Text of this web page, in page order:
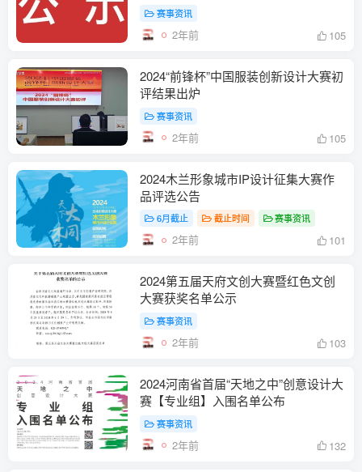
赛事资讯
2年前 105
2024“前锋杯”中国服装创新设计大赛初
评结果出炉
赛事资讯
2年前 105
2024木兰形象城市IP设计征集大赛作
品评选公告
6月截止 截止时间 赛事资讯
2年前 101
2024第五届天府文创大赛暨红色文创
大赛获奖名单公示
赛事资讯
2年前 103
2024河南省首届“天地之中”创意设计大
赛【专业组】入围名单公布
赛事资讯
2年前 132